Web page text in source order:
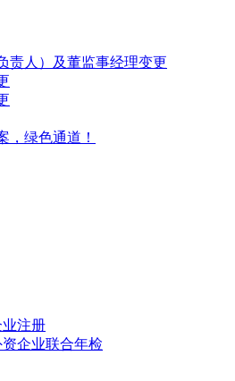
责人）及董监事经理变更
，绿色通道！
注册
资企业联合年检